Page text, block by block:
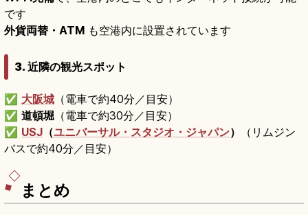
です
外貨両替・ATM も空港内に設置されています
3. 近隣の観光スポット
✅ 大阪城 （電車で約40分／目安）
✅ 道頓堀 （電車で約30分／目安）
✅ USJ （ユニバーサル・スタジオ・ジャパン）
（リムジン
バスで約40分／目安）
まとめ